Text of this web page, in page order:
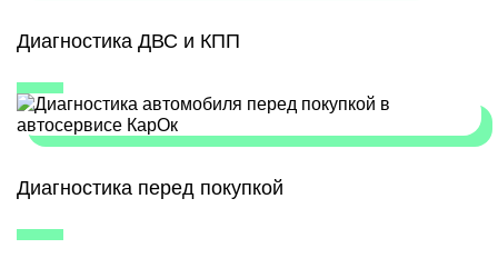
Диагностика ДВС и КПП
Диагностика перед покупкой